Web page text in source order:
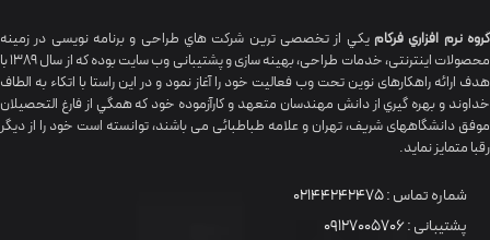
گروه نرم افزاري فرکام يکي از تخصصی ترين شرکت هاي طراحی و برنامه نویسی در زمینه
محصولات اینترنتی، خدمات طراحی، بهینه سازی و پشتیبانی وب سایت بوده که از سال 1389 با
هدف ارائه راهکارهای نوین تحت وب فعالیت خود را آغاز نمود و در این راستا با اتکاء به الطاف
خداوند و بهره گيري از دانش مهندسان متعهد و کارآزموده خود که همگي از فارغ التحصیلان
موفق دانشگاههای شريف، تهران و علامه طباطبائی می باشند، توانسته است خود را از دیگر
رقبا متمایز نماید.
شماره تماس :02144242475
پشتیبانی :09127005706